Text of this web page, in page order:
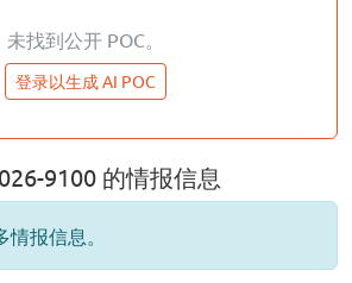
未找到公开 POC。
登录以生成 AI POC
9100 的情报信息
情报信息。